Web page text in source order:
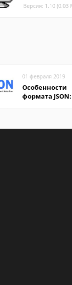
Версия: 1.10 (0.03
01 февраля 2019
Особенности
формата